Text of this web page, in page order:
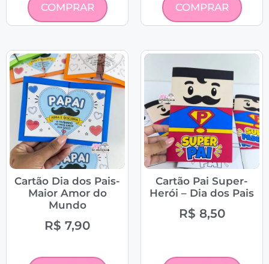
COMPRAR COMPRAR
Cartão Dia dos Pais-
Maior Amor do
Mundo
R$ 7,90
Cartão Pai Super-
Herói – Dia dos Pais
R$ 8,50